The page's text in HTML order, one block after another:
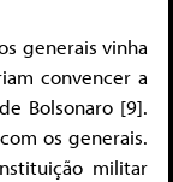
generais vinha
convencer a
Bolsonaro [9].
os generais.
militar